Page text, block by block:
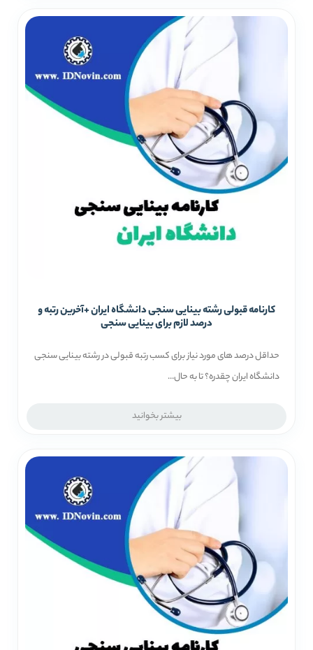
کارنامه قبولی رشته بینایی سنجی دانشگاه ایران +آخرین رتبه و
درصد لازم برای بینایی سنجی
حداقل درصد های مورد نیاز برای کسب رتبه قبولی در رشته بینایی سنجی
دانشگاه ایران چقدره‌؟ تا به حال...
بیشتر بخوانید